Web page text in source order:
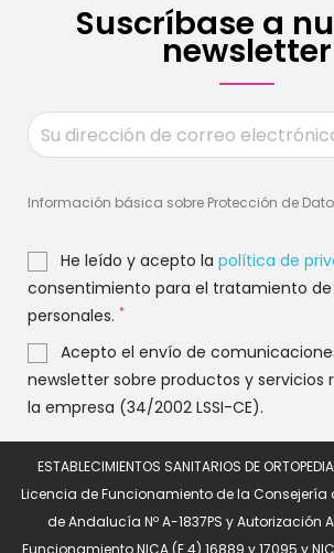
Suscríbase a
newsletter
Información básica sobre Protección de
He leído y acepto la política de
consentimiento para el tratamiento
personales. *
Acepto el envío de
newsletter sobre productos y servicios
la empresa (34/2002 LSSI-CE).
ESTABLECIMIENTOS SANITARIOS DE
Licencia de Funcionamiento de la Consejería
de Andalucía Nº A-1837PS y Autorización
Funcionamiento NICA (E.4) 16889 y 17095 y